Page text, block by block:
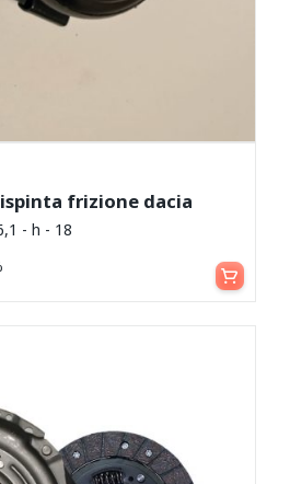
frizione dacia
- h - 18
Aggiungi al carrello